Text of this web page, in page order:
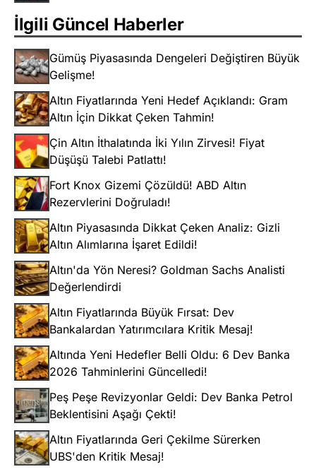
İlgili Güncel Haberler
Gümüş Piyasasında Dengeleri Değiştiren Büyük
Gelişme!
Altın Fiyatlarında Yeni Hedef Açıklandı: Gram
Altın İçin Dikkat Çeken Tahmin!
Çin Altın İthalatında İki Yılın Zirvesi! Fiyat
Düşüşü Talebi Patlattı!
Fort Knox Gizemi Çözüldü! ABD Altın
Rezervlerini Doğruladı!
Altın Piyasasında Dikkat Çeken Analiz: Gizli
Altın Alımlarına İşaret Edildi!
Altın'da Yön Neresi? Goldman Sachs Analisti
Değerlendirdi
Altın Fiyatlarında Büyük Fırsat: Dev
Bankalardan Yatırımcılara Kritik Mesaj!
Altında Yeni Hedefler Belli Oldu: 6 Dev Banka
2026 Tahminlerini Güncelledi!
Peş Peşe Revizyonlar Geldi: Dev Banka Petrol
Beklentisini Aşağı Çekti!
Altın Fiyatlarında Geri Çekilme Sürerken
UBS'den Kritik Mesaj!